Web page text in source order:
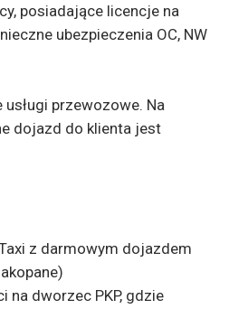
posiadające licencje na
ubezpieczenia OC, NW
przewozowe. Na
dojazd do klienta jest
z darmowym dojazdem
na dworzec PKP, gdzie